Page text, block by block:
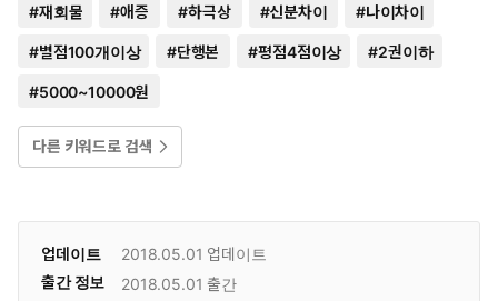
#재회물 #애증 #하극상 #신분차이 #나이차이
#별점100개이상 #단행본 #평점4점이상 #2권이하
#5000~10000원
다른 키워드로 검색
업데이트 2018.05.01 업데이트
출간 정보
2018.05.01 출간